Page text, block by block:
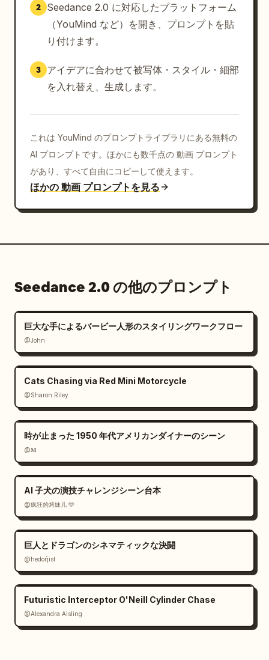
2
Seedance 2.0 に対応したプラットフォーム
（YouMind など）を開き、プロンプトを貼
り付けます。
3
アイデアに合わせて被写体・スタイル・細部
を入れ替え、生成します。
これは YouMind のプロンプトライブラリにある無料の
AI プロンプトです。ほかにも数千点の 動画 プロンプト
があり、すべて自由にコピーして使えます。
ほかの 動画 プロンプトを見る
Seedance 2.0 の他のプロンプト
巨大な手によるバービー人形のスタイリングワークフロー
@John
Cats Chasing via Red Mini Motorcycle
@Sharon Riley
時が止まった 1950 年代アメリカンダイナーのシーン
@𝐌
AI 子犬の演技チャレンジシーン台本
@疯狂的烤妹儿 🩵
巨人とドラゴンのシネマティックな決闘
@hedoήist
Futuristic Interceptor O'Neill Cylinder Chase
@Alexandra Aisling